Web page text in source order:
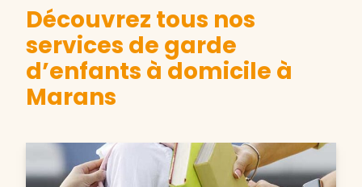
Découvrez tous nos
services de garde
d’enfants à domicile à
Marans